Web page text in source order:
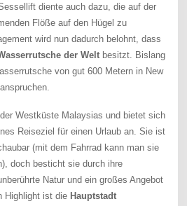
diente auch dazu, die auf der
Flöße auf den Hügel zu
wird nun dadurch belohnt, dass
der Welt besitzt. Bislang
von gut 600 Metern in New
Westküste Malaysias und bietet sich
Reiseziel für einen Urlaub an. Sie ist
(mit dem Fahrrad kann man sie
doch besticht sie durch ihre
Natur und ein großes Angebot
Highlight ist die Hauptstadt